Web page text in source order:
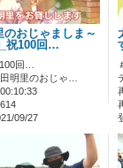
のおじゃましま～
祝100回…
回…
明里のおじゃ…
09/27